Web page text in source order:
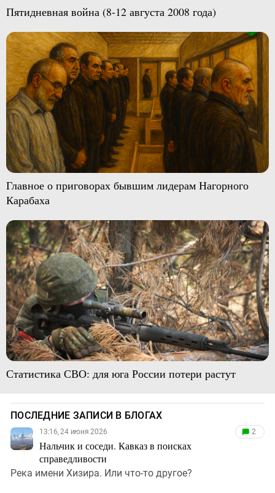
Пятидневная война (8-12 августа 2008 года)
Главное о приговорах бывшим лидерам Нагорного
Карабаха
Статистика СВО: для юга России потери растут
ПОСЛЕДНИЕ ЗАПИСИ В БЛОГАХ
13:16, 24 июня 2026
Нальчик и соседи. Кавказ в поисках
справедливости
2
Река имени Хизира. Или что-то другое?